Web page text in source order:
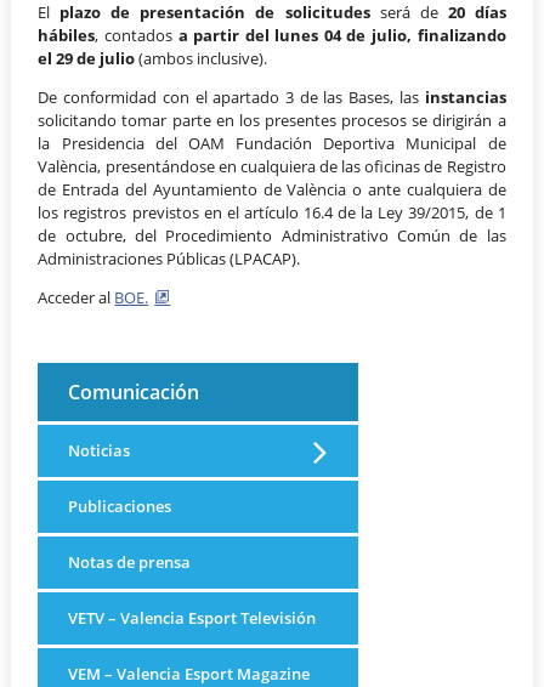
El plazo de presentación de solicitudesserá de 20 días
hábiles, contados a partir del lunes 04 de julio, finalizando
el 29 de julio(ambos inclusive).
De conformidad con el apartado 3 de las Bases, las instancias
solicitando tomar parte en los presentes procesos se dirigirán a
la Presidencia del OAM Fundación Deportiva Municipal de
València, presentándose en cualquiera de las oficinas de Registro
de Entrada del Ayuntamiento de València o ante cualquiera de
los registros previstos en el artículo 16.4 de la Ley 39/2015, de 1
de octubre, del Procedimiento Administrativo Común de las
Administraciones Públicas (LPACAP).
Acceder al BOE.
Comunicación
Noticias
Publicaciones
Notas de prensa
VETV – Valencia Esport Televisión
VEM – Valencia Esport Magazine